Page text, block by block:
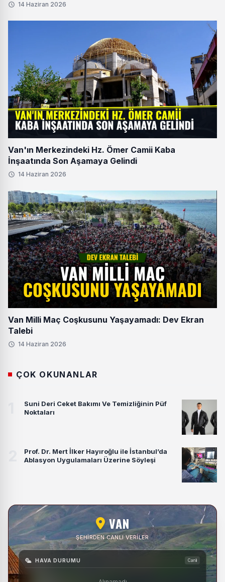
14 Haziran 2026
Van'ın Merkezindeki Hz. Ömer Camii Kaba
İnşaatında Son Aşamaya Gelindi
14 Haziran 2026
Van Milli Maç Coşkusunu Yaşayamadı: Dev Ekran
Talebi
14 Haziran 2026
ÇOK OKUNANLAR
Suni Deri Ceket Bakımı Ve Temizliğinin Püf
Noktaları
Prof. Dr. Mert İlker Hayıroğlu ile İstanbul’da
Ablasyon Uygulamaları Üzerine Söyleşi
VAN
ŞEHIRDEN CANLI VERILER
HAVA DURUMU Canlı